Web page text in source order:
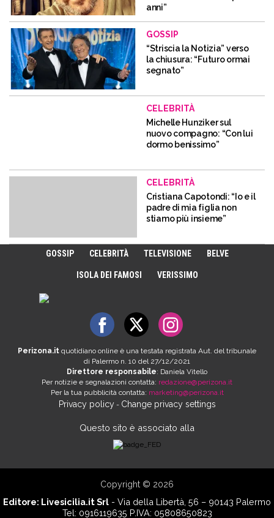
anni”
GOSSIP
“Striscia la Notizia” verso
la chiusura: “Futuro ormai
segnato”
CELEBRITÀ
Michelle Hunziker sul
nuovo compagno: “Con lui
dormo benissimo”
CELEBRITÀ
Cristiana Capotondi: “Io e il
padre di mia figlia non
stiamo più insieme”
GOSSIP CELEBRITÀ TELEVISIONE BELVE
ISOLA DEI FAMOSI VERISSIMO
Perizona.it quotidiano online è una testata registrata Aut. del tribunale
di Palermo n. 10 del 27/12/2021
Direttore responsabile: Daniela Vitello
Per notizie e segnalazioni contatta: redazione@perizona.it
Per la tua pubblicità contatta: marketing@perizona.it
Privacy policy- Change privacy settings
Questo sito è associato alla
Copyright © 2026
Editore: Livesicilia.it Srl - Via della Libertà, 56 – 90143 Palermo
Tel: 0916119635 P.IVA: 05808650823